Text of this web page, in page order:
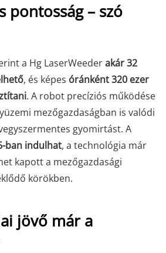
pontosság – szó
a Hg LaserWeederakár 32
, és képes óránként 320 ezer
. A robot precíziós működése
mezőgazdaságban is valódi
gyomirtást. A
ban indulhat, a technológia már
kapott a mezőgazdasági
körökben.
jövő már a